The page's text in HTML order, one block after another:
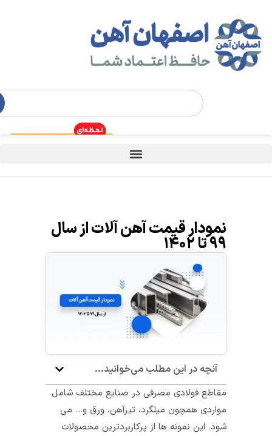
نمودار قیمت آهن آلات از سال
آنچه در این مطلب می‌خوانید...
مقاطع فولادی مصرفی در صنایع مختلف شامل
مواردی همچون میلگرد، تیرآهن، ورق و… می
شود. این نمونه ها از پرکاربردترین محصولات